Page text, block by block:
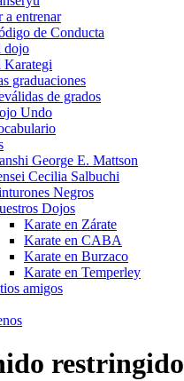
a entrenar
de Conducta
dojo
Karategi
graduaciones
de grados
Undo
George E. Mattson
Cecilia Salbuchi
Negros
Dojos
Karate en Zárate
Karate en CABA
Karate en Burzaco
Karate en Temperley
amigos
restringido